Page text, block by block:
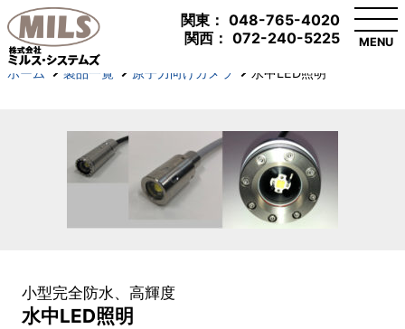
関東： 048-765-4020
関西： 072-240-5225 MENU
ホーム 製品一覧 原子力向けカメラ 水中LED照明
小型完全防水、高輝度
水中LED照明